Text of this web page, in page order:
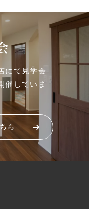
にて見学会
催していま